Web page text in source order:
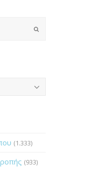
(1.333)
(933)